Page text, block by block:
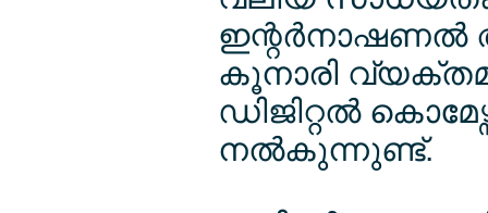
ഇന്റര്‍നാഷണല്‍
കൂനാരി
ഡിജിറ്റല്‍
നല്‍കുന്നുണ്ട്.